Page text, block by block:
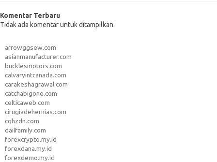
Komentar Terbaru
Tidak ada komentar untuk ditampilkan.
arrowggsew.com
asianmanufacturer.com
bucklesmotors.com
calvaryintcanada.com
carakeshagrawal.com
catchabigone.com
celticaweb.com
cirugiadehernias.com
cqhzdn.com
dailfamily.com
forexcrypto.my.id
forexdana.my.id
forexdemo.my.id